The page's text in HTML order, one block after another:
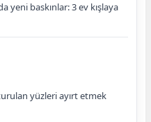
yeni baskınlar: 3 ev kışlaya
yüzleri ayırt etmek